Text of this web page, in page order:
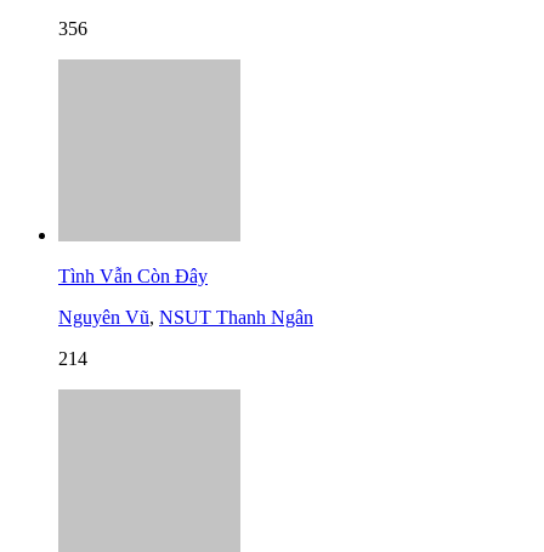
356
Tình Vẫn Còn Đây
Nguyên Vũ, NSUT Thanh Ngân
214